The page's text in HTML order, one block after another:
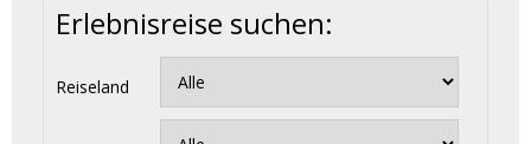
Erlebnisreise suchen:
Reiseland